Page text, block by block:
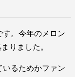
。今年のメロン
りました。
るためかファン